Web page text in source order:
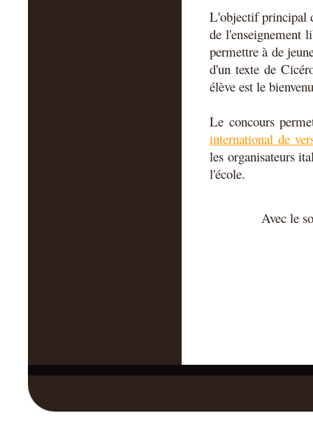
L'objectif principal
de l'enseignement
permettre à de
d'un texte de
élève est le
Le concours
international de
les organisateurs
l'école.
Avec le